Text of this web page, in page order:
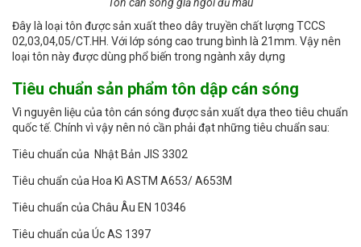
Đây là loại tôn được sản xuất theo dây truyền chất lượng TCCS
02,03,04,05/CT.HH. Với lớp sóng cao trung bình là 21mm. Vậy nên
loại tôn này được dùng phổ biến trong ngành xây dựng
Tiêu chuẩn sản phẩm tôn dập cán sóng
Vì nguyên liệu của tôn cán sóng được sản xuất dựa theo tiêu chuẩn
quốc tế. Chính vì vậy nên nó cần phải đạt những tiêu chuẩn sau:
Tiêu chuẩn của Nhật Bản JIS 3302
Tiêu chuẩn của Hoa Kì ASTM A653/ A653M
Tiêu chuẩn của Châu Âu EN 10346
Tiêu chuẩn của Úc AS 1397